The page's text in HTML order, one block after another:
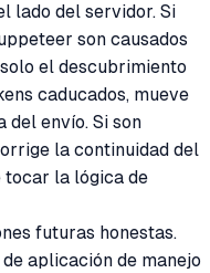
lado del servidor. Si
son causados
el descubrimiento
caducados, mueve
del envío. Si son
la continuidad del
tocar la lógica de
futuras honestas.
aplicación de manejo